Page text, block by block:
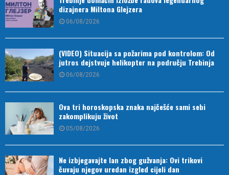
dizajnera Miltona Glejzera
06/08/2026
(VIDEO) Situacija sa požarima pod kontrolom: Od
jutros dejstvuje helikopter na području Trebinja
06/08/2026
Ova tri horoskopska znaka najčešće sami sebi
zakomplikuju život
05/08/2026
Ne izbjegavajte lan zbog gužvanja: Ovi trikovi
čuvaju njegov uredan izgled cijeli dan